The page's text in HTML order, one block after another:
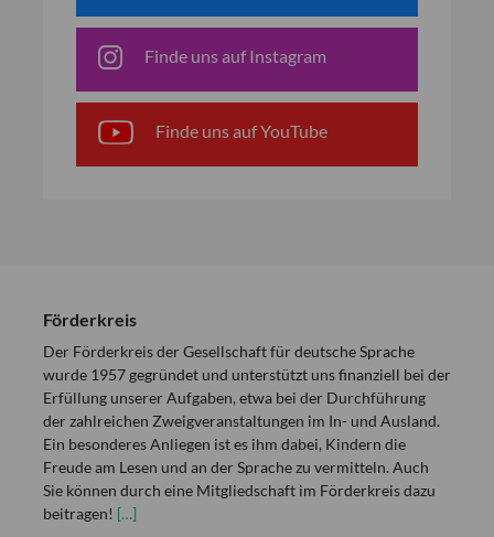
Finde uns auf Instagram
Finde uns auf YouTube
Förderkreis
Der Förderkreis der Gesellschaft für deutsche Sprache
wurde 1957 gegründet und unterstützt uns finanziell bei der
Erfüllung unserer Aufgaben, etwa bei der Durchführung
der zahlreichen Zweigveranstaltungen im In- und Ausland.
Ein besonderes Anliegen ist es ihm dabei, Kindern die
Freude am Lesen und an der Sprache zu vermitteln. Auch
Sie können durch eine Mitgliedschaft im Förderkreis dazu
beitragen! […]